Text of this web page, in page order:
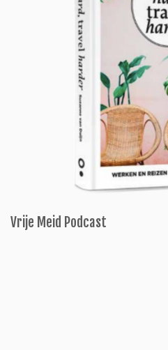
Vrije Meid Podcast